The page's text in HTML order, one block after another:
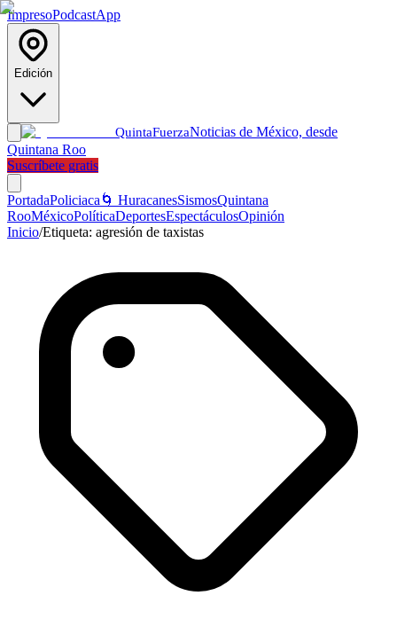
ImpresoPodcastApp
Edición
QuintaFuerzaNoticias de México, desde
Quintana Roo
Suscríbete gratis
PortadaPoliciaca 🌀 HuracanesSismosQuintana
RooMéxicoPolíticaDeportesEspectáculosOpinión
Inicio/Etiqueta: agresión de taxistas